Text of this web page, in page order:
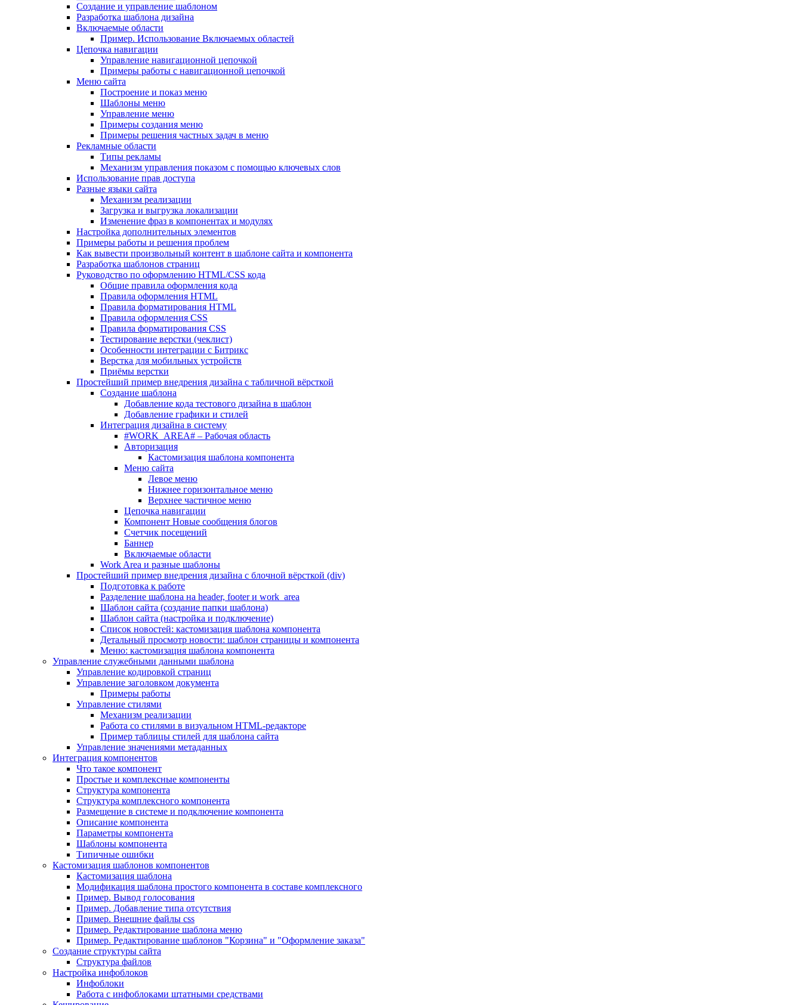
Создание и управление шаблоном
Разработка шаблона дизайна
Включаемые области
Пример. Использование Включаемых областей
Цепочка навигации
Управление навигационной цепочкой
Примеры работы с навигационной цепочкой
Меню сайта
Построение и показ меню
Шаблоны меню
Управление меню
Примеры создания меню
Примеры решения частных задач в меню
Рекламные области
Типы рекламы
Механизм управления показом с помощью ключевых слов
Использование прав доступа
Разные языки сайта
Механизм реализации
Загрузка и выгрузка локализации
Изменение фраз в компонентах и модулях
Настройка дополнительных элементов
Примеры работы и решения проблем
Как вывести произвольный контент в шаблоне сайта и компонента
Разработка шаблонов страниц
Руководство по оформлению HTML/CSS кода
Общие правила оформления кода
Правила оформления HTML
Правила форматирования HTML
Правила оформления CSS
Правила форматирования CSS
Тестирование верстки (чеклист)
Особенности интеграции с Битрикс
Верстка для мобильных устройств
Приёмы верстки
Простейший пример внедрения дизайна с табличной вёрсткой
Создание шаблона
Добавление кода тестового дизайна в шаблон
Добавление графики и стилей
Интеграция дизайна в систему
#WORK_AREA# – Рабочая область
Авторизация
Кастомизация шаблона компонента
Меню сайта
Левое меню
Нижнее горизонтальное меню
Верхнее частичное меню
Цепочка навигации
Компонент Новые сообщения блогов
Счетчик посещений
Баннер
Включаемые области
Work Area и разные шаблоны
Простейший пример внедрения дизайна с блочной вёрсткой (div)
Подготовка к работе
Разделение шаблона на header, footer и work_area
Шаблон сайта (создание папки шаблона)
Шаблон сайта (настройка и подключение)
Список новостей: кастомизация шаблона компонента
Детальный просмотр новости: шаблон страницы и компонента
Меню: кастомизация шаблона компонента
Управление служебными данными шаблона
Управление кодировкой страниц
Управление заголовком документа
Примеры работы
Управление стилями
Механизм реализации
Работа со стилями в визуальном HTML-редакторе
Пример таблицы стилей для шаблона сайта
Управление значениями метаданных
Интеграция компонентов
Что такое компонент
Простые и комплексные компоненты
Структура компонента
Структура комплексного компонента
Размещение в системе и подключение компонента
Описание компонента
Параметры компонента
Шаблоны компонента
Типичные ошибки
Кастомизация шаблонов компонентов
Кастомизация шаблона
Модификация шаблона простого компонента в составе комплексного
Пример. Вывод голосования
Пример. Добавление типа отсутствия
Пример. Внешние файлы css
Пример. Редактирование шаблона меню
Пример. Редактирование шаблонов "Корзина" и "Оформление заказа"
Создание структуры сайта
Структура файлов
Настройка инфоблоков
Инфоблоки
Работа с инфоблоками штатными средствами